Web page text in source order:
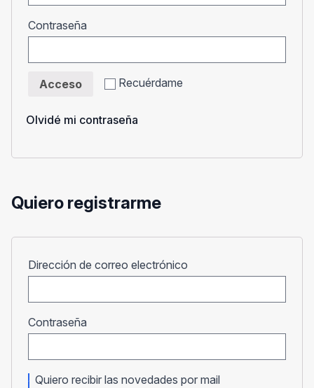
Contraseña
Recuérdame
Acceso
Olvidé mi contraseña
Quiero registrarme
Dirección de correo electrónico
Contraseña
Quiero recibir las novedades por mail